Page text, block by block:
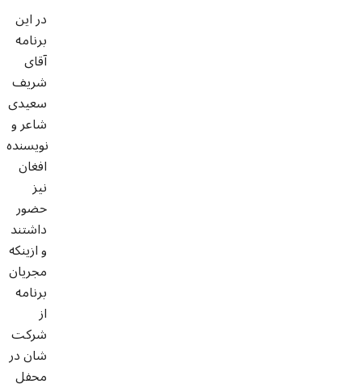
در این
برنامه
آقای
شریف
سعیدی
شاعر و
نویسنده
افغان
نیز
حضور
داشتند
و ازینکه
مجریان
برنامه
از
شرکت
شان در
محفل